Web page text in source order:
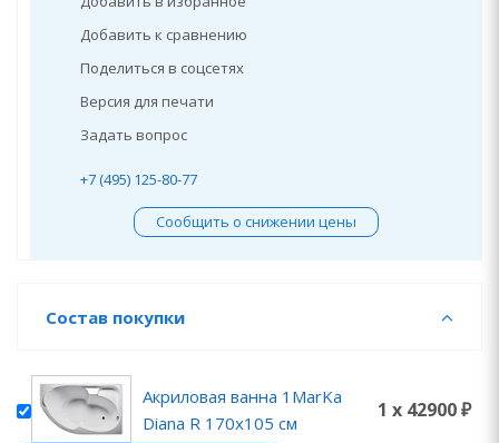
Добавить к сравнению
Поделиться в соцсетях
Версия для печати
Задать вопрос
+7 (495) 125-80-77
Сообщить о снижении цены
Состав покупки
Акриловая ванна 1MarKa
Diana R 170x105 см
1 x 42900 ₽